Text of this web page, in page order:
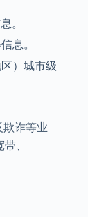
。
息。
）城市级
欺诈等业
、